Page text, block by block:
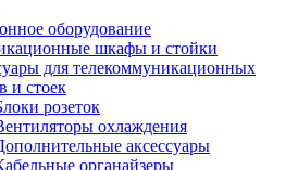
оборудование
шкафы и стойки
для телекоммуникационных
и стоек
розеток
охлаждения
аксессуары
органайзеры